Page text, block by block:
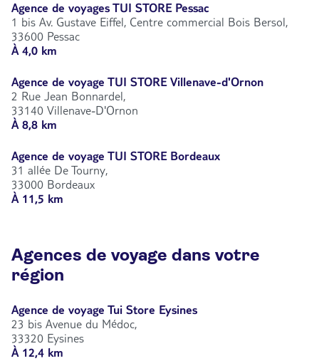
Agence de voyages TUI STORE Pessac
1 bis Av. Gustave Eiffel, Centre commercial Bois Bersol,
33600 Pessac
À 4,0 km
Agence de voyage TUI STORE Villenave-d'Ornon
2 Rue Jean Bonnardel,
33140 Villenave-D'Ornon
À 8,8 km
Agence de voyage TUI STORE Bordeaux
31 allée De Tourny,
33000 Bordeaux
À 11,5 km
Agences de voyage dans votre
région
Agence de voyage Tui Store Eysines
23 bis Avenue du Médoc,
33320 Eysines
À 12,4 km